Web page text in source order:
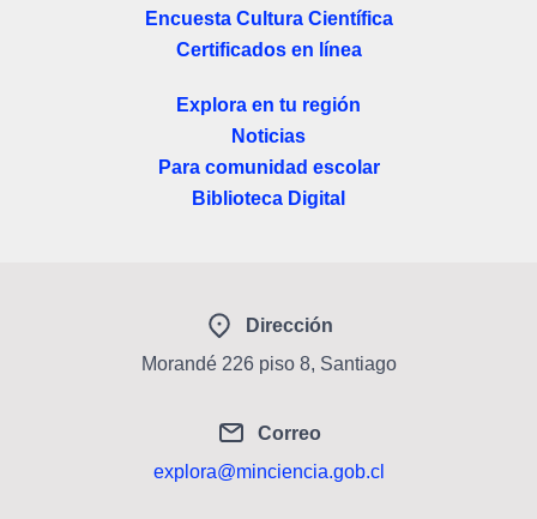
Encuesta Cultura Científica
Certificados en línea
Explora en tu región
Noticias
Para comunidad escolar
Biblioteca Digital
Dirección
Morandé 226 piso 8, Santiago
Correo
explora@minciencia.gob.cl